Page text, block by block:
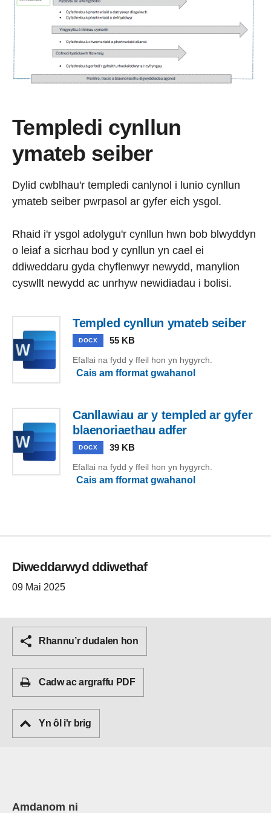
Templedi cynllun
ymateb seiber
Dylid cwblhau'r templedi canlynol i lunio cynllun
ymateb seiber pwrpasol ar gyfer eich ysgol.
Rhaid i'r ysgol adolygu'r cynllun hwn bob blwyddyn
o leiaf a sicrhau bod y cynllun yn cael ei
ddiweddaru gyda chyflenwyr newydd, manylion
cyswllt newydd ac unrhyw newidiadau i bolisi.
Templed cynllun ymateb seiber
DOCX 55 KB
Efallai na fydd y ffeil hon yn hygyrch.
Cais am fformat gwahanol
Canllawiau ar y templed ar gyfer
blaenoriaethau adfer
DOCX 39 KB
Efallai na fydd y ffeil hon yn hygyrch.
Cais am fformat gwahanol
Diweddarwyd ddiwethaf
09 Mai 2025
Rhannu’r dudalen hon
Cadw ac argraffu PDF
Yn ôl i'r brig
Amdanom ni